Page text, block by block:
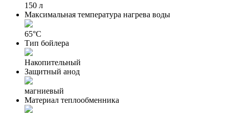
150 л
Максимальная температура нагрева воды
65°С
Тип бойлера
Накопительный
Защитный анод
магниевый
Материал теплообменника